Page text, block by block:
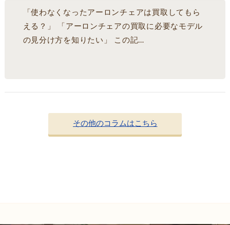
「使わなくなったアーロンチェアは買取してもら
える？」 「アーロンチェアの買取に必要なモデル
の見分け方を知りたい」 この記…
その他のコラムはこちら